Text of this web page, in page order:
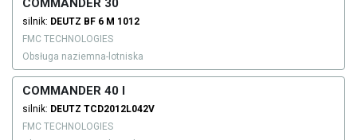
COMMANDER 30
silnik: DEUTZ BF 6 M 1012
FMC TECHNOLOGIES
Obsługa naziemna-lotniska
COMMANDER 40 I
silnik: DEUTZ TCD2012L042V
FMC TECHNOLOGIES